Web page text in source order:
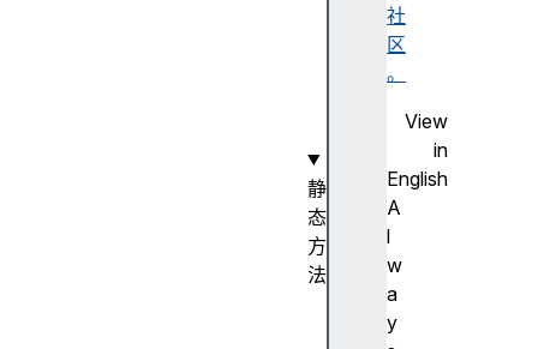
社
区
。
View
in
English
A
l
w
a
y
静
态
方
法